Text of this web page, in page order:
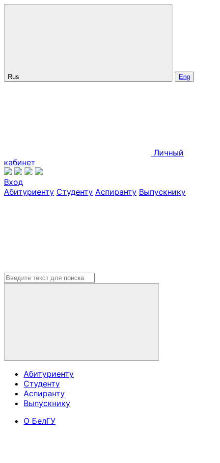
Rus Eng
Личный
кабинет
Вход
Абитуриенту Студенту Аспиранту Выпускнику
Абитуриенту
Студенту
Аспиранту
Выпускнику
О БелГУ